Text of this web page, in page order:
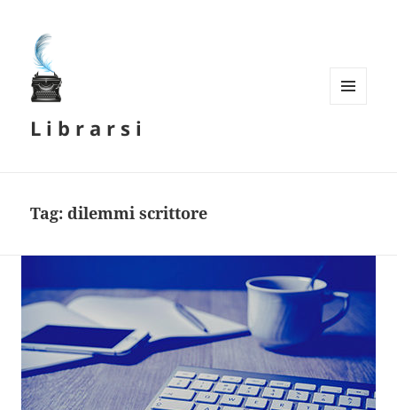
L i b r a r s i
Tag:dilemmi scrittore